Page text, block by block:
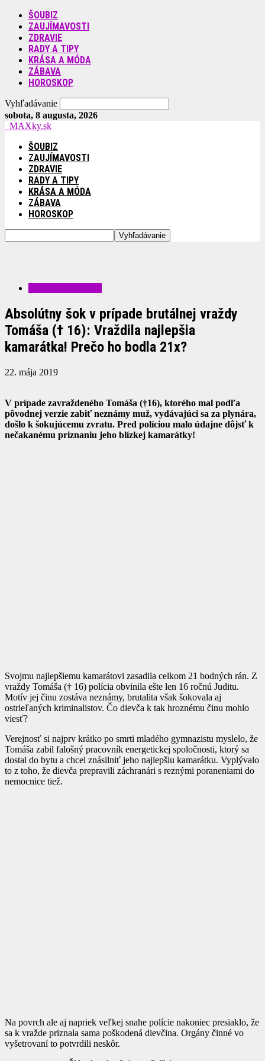
ŠOUBIZ
ZAUJÍMAVOSTI
ZDRAVIE
RADY A TIPY
KRÁSA A MÓDA
ZÁBAVA
HOROSKOP
Vyhľadávanie
sobota, 8 augusta, 2026
MAXky.sk
ŠOUBIZ
ZAUJÍMAVOSTI
ZDRAVIE
RADY A TIPY
KRÁSA A MÓDA
ZÁBAVA
HOROSKOP
Absolútny šok v prípade brutálnej vraždy
Tomáša († 16): Vraždila najlepšia
kamarátka! Prečo ho bodla 21x?
22. mája 2019
V prípade zavraždeného Tomáša (†16), ktorého mal podľa
pôvodnej verzie zabiť neznámy muž, vydávajúci sa za plynára,
došlo k šokujúcemu zvratu. Pred políciou malo údajne dôjsť k
nečakanému priznaniu jeho blízkej kamarátky!
Svojmu najlepšiemu kamarátovi zasadila celkom 21 bodných rán. Z
vraždy Tomáša († 16) polícia obvinila ešte len 16 ročnú Juditu.
Motív jej činu zostáva neznámy, brutalita však šokovala aj
ostrieľaných kriminalistov. Čo dievča k tak hroznému činu mohlo
viesť?
Verejnosť si najprv krátko po smrti mladého gymnazistu myslelo, že
Tomáša zabil falošný pracovník energetickej spoločnosti, ktorý sa
dostal do bytu a chcel znásilniť jeho najlepšiu kamarátku. Vyplývalo
to z toho, že dievča prepravili záchranári s reznými poraneniami do
nemocnice tiež.
Na povrch ale aj napriek veľkej snahe polície nakoniec presiaklo, že
sa k vražde priznala sama poškodená dievčina. Orgány činné vo
vyšetrovaní to potvrdili neskôr.